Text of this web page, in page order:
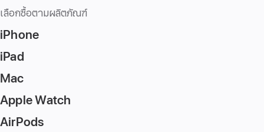
เลือกซื้อตามผลิตภัณฑ์
iPhone
iPad
Mac
Apple Watch
AirPods